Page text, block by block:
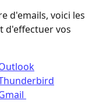
d'emails, voici les
d'effectuer vos